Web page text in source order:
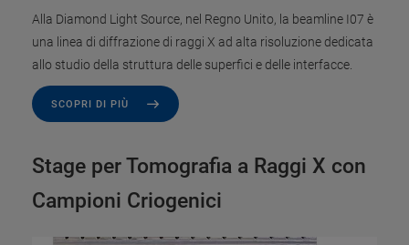
Alla Diamond Light Source, nel Regno Unito, la beamline I07 è
una linea di diffrazione di raggi X ad alta risoluzione dedicata
allo studio della struttura delle superfici e delle interfacce.
SCOPRI DI PIÙ
Stage per Tomografia a Raggi X con
Campioni Criogenici